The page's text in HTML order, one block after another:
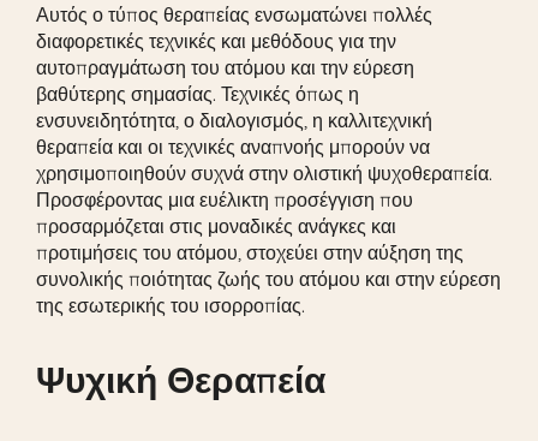
Αυτός ο τύπος θεραπείας ενσωματώνει πολλές
διαφορετικές τεχνικές και μεθόδους για την
αυτοπραγμάτωση του ατόμου και την εύρεση
βαθύτερης σημασίας. Τεχνικές όπως η
ενσυνειδητότητα, ο διαλογισμός, η καλλιτεχνική
θεραπεία και οι τεχνικές αναπνοής μπορούν να
χρησιμοποιηθούν συχνά στην ολιστική ψυχοθεραπεία.
Προσφέροντας μια ευέλικτη προσέγγιση που
προσαρμόζεται στις μοναδικές ανάγκες και
προτιμήσεις του ατόμου, στοχεύει στην αύξηση της
συνολικής ποιότητας ζωής του ατόμου και στην εύρεση
της εσωτερικής του ισορροπίας.
Ψυχική Θεραπεία